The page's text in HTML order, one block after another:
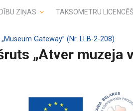
ZIŅAS TAKSOMETRU
„Museum Gateway” (Nr. LLB-2-208)
„Atver muzeja